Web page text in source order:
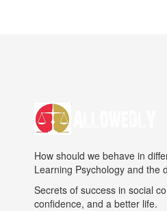
How should we behave in
Learning Psychology and the
Secrets of success in social
confidence, and a better life.